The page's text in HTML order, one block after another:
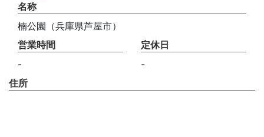
名称
楠公園（兵庫県芦屋市）
営業時間
-
定休日
-
住所